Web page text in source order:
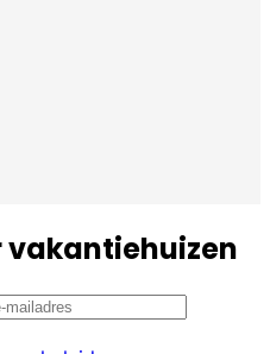
vakantiehuizen